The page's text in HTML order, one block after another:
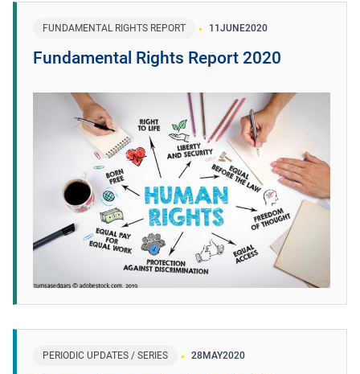
FUNDAMENTAL RIGHTS REPORT 11 JUNE2020
Fundamental Rights Report 2020
PERIODIC UPDATES / SERIES 28MAY2020